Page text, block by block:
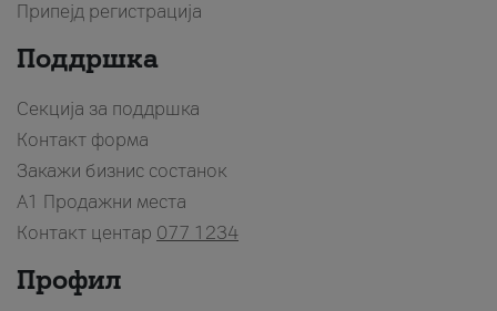
Припејд регистрација
Поддршка
Секција за поддршка
Контакт форма
Закажи бизнис состанок
A1 Продажни места
Контакт центар 077 1234
Профил